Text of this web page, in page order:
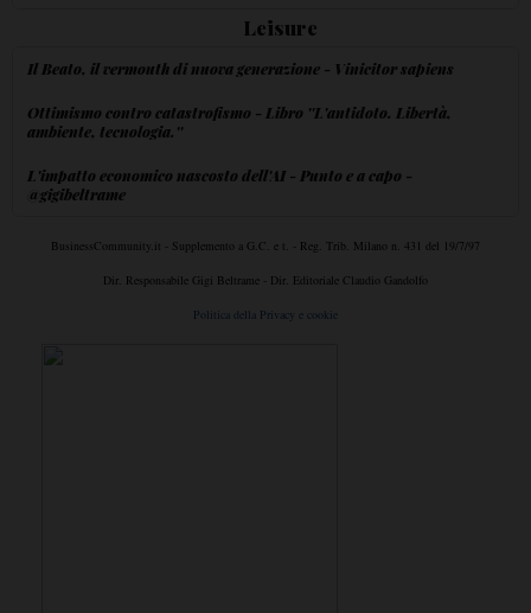
Leisure
Il Beato, il vermouth di nuova generazione - Vinicitor sapiens
Ottimismo contro catastrofismo - Libro ''L'antidoto. Libertà,
ambiente, tecnologia.''
L'impatto economico nascosto dell'AI - Punto e a capo -
@gigibeltrame
BusinessCommunity.it - Supplemento a G.C. e t. - Reg. Trib. Milano n. 431 del 19/7/97
Dir. Responsabile Gigi Beltrame - Dir. Editoriale Claudio Gandolfo
Politica della Privacy e cookie